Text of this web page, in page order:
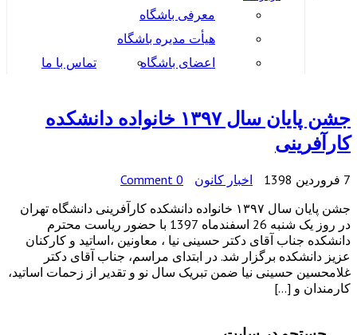
معرفی باشگاه
هیأت مدیره باشگاه
اعضای باشگاه
تماس با ما
جشن پایان سال ۱۳۹۷ خانواده دانشکده
کارآفرینی
7 فروردین 1398 اخبار کانون
0 Comment
جشن پایان سال ۱۳۹۷ خانواده دانشکده کارآفرینی دانشگاه تهران
در روز یک شنبه 26 اسفندماه 1397 با حضور ریاست محترم
دانشکده جناب آقای دکتر حسینی نیا ، معاونین ،اساتید و کارکنان
عزیز دانشکده برگزار شد. در ابتدای مراسم، جناب آقای دکتر
غلامحسین حسینی نیا ضمن تبریک سال نو و تقدیر از زحمات اساتید،
کارمندان و […]